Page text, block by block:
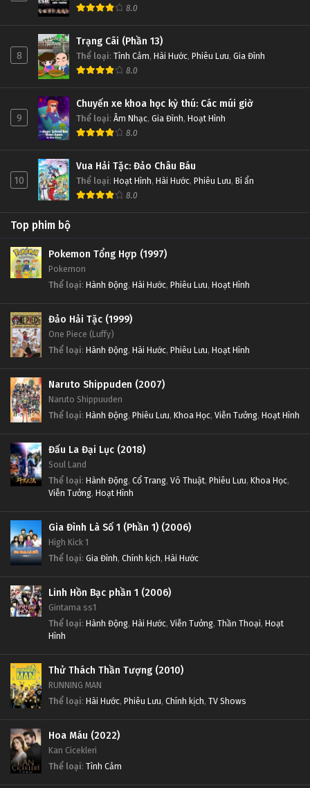
8.0
8
Trạng Cãi (Phần 13)
Thể loại: Tình Cảm, Hài Hước, Phiêu Lưu, Gia Đình
8.0
9
Chuyến xe khoa học kỳ thú: Các múi giờ
Thể loại: Âm Nhạc, Gia Đình, Hoạt Hình
8.0
10
Vua Hải Tặc: Đảo Châu Báu
Thể loại: Hoạt Hình, Hài Hước, Phiêu Lưu, Bí ẩn
8.0
Top phim bộ
Pokemon Tổng Hợp (1997)
Pokemon
Thể loại: Hành Động, Hài Hước, Phiêu Lưu, Hoạt Hình
Đảo Hải Tặc (1999)
One Piece (Luffy)
Thể loại: Hành Động, Hài Hước, Phiêu Lưu, Hoạt Hình
Naruto Shippuden (2007)
Naruto Shippuuden
Thể loại: Hành Động, Phiêu Lưu, Khoa Học, Viễn Tưởng, Hoạt Hình
Đấu La Đại Lục (2018)
Soul Land
Thể loại: Hành Động, Cổ Trang, Võ Thuật, Phiêu Lưu, Khoa Học,
Viễn Tưởng, Hoạt Hình
Gia Đình Là Số 1 (Phần 1) (2006)
High Kick 1
Thể loại: Gia Đình, Chính kịch, Hài Hước
Linh Hồn Bạc phần 1 (2006)
Gintama ss1
Thể loại: Hành Động, Hài Hước, Viễn Tưởng, Thần Thoại, Hoạt
Hình
Thử Thách Thần Tượng (2010)
RUNNING MAN
Thể loại: Hài Hước, Phiêu Lưu, Chính kịch, TV Shows
Hoa Máu (2022)
Kan Cicekleri
Thể loại: Tình Cảm